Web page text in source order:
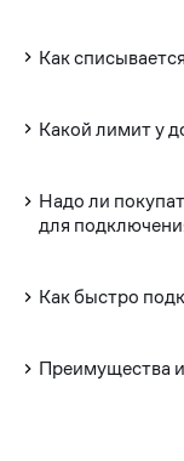
Как
Какой лимит у
Надо ли
для
Как быстро
Преимущества